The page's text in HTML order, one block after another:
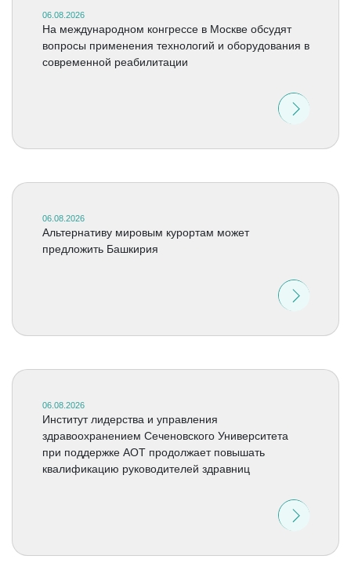
06.08.2026
На международном конгрессе в Москве обсудят
вопросы применения технологий и оборудования в
современной реабилитации
06.08.2026
Альтернативу мировым курортам может
предложить Башкирия
06.08.2026
Институт лидерства и управления
здравоохранением Сеченовского Университета
при поддержке АОТ продолжает повышать
квалификацию руководителей здравниц